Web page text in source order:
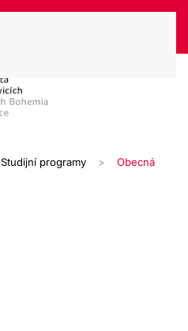
Studijní programy Obecná